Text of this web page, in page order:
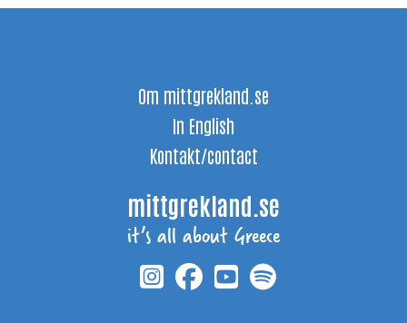
Om mittgrekland.se
In English
Kontakt/contact
mittgrekland.se
it’s all about Greece